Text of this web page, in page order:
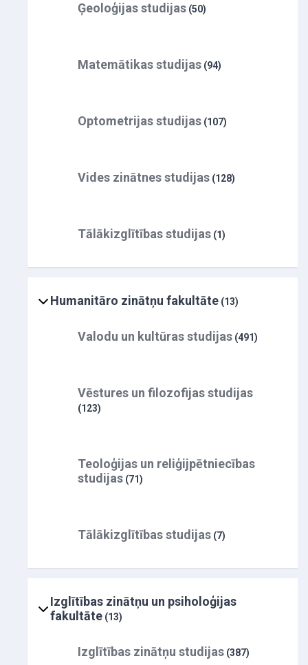
Ģeoloģijas studijas (50)
Matemātikas studijas (94)
Optometrijas studijas (107)
Vides zinātnes studijas (128)
Tālākizglītības studijas (1)
Humanitāro zinātņu fakultāte (13)
Valodu un kultūras studijas (491)
Vēstures un filozofijas studijas
(123)
Teoloģijas un reliģijpētniecības
studijas (71)
Tālākizglītības studijas (7)
Izglītības zinātņu un psiholoģijas
fakultāte (13)
Izglītības zinātņu studijas (387)